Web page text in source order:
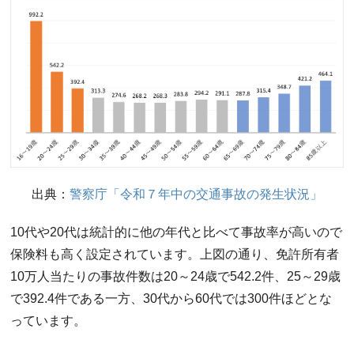
出典： 警察庁「令和７年中の交通事故の発生状況」
10代や20代は統計的に他の年代と比べて事故率が高いので
保険料も高く設定されています。上図の通り、免許所有者
10万人当たりの事故件数は20～24歳で542.2件、25～29歳
で392.4件である一方、30代から60代では300件ほどとな
っています。